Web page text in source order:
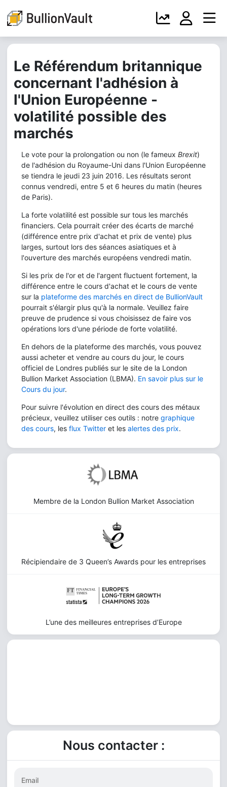
Le Référendum britannique
concernant l'adhésion à
l'Union Européenne -
volatilité possible des
marchés
Le vote pour la prolongation ou non (le fameux Brexit)
de l'adhésion du Royaume-Uni dans l'Union Européenne
se tiendra le jeudi 23 juin 2016. Les résultats seront
connus vendredi, entre 5 et 6 heures du matin (heures
de Paris).
La forte volatilité est possible sur tous les marchés
financiers. Cela pourrait créer des écarts de marché
(différence entre prix d'achat et prix de vente) plus
larges, surtout lors des séances asiatiques et à
l'ouverture des marchés européens vendredi matin.
Si les prix de l'or et de l'argent fluctuent fortement, la
différence entre le cours d'achat et le cours de vente
sur la plateforme des marchés en direct de BullionVault
pourrait s'élargir plus qu'à la normale. Veuillez faire
preuve de prudence si vous choisissez de faire vos
opérations lors d'une période de forte volatilité.
En dehors de la plateforme des marchés, vous pouvez
aussi acheter et vendre au cours du jour, le cours
officiel de Londres publiés sur le site de la London
Bullion Market Association (LBMA). En savoir plus sur le
Cours du jour.
Pour suivre l'évolution en direct des cours des métaux
précieux, veuillez utiliser ces outils : notre graphique
des cours, les flux Twitter et les alertes des prix.
Membre de la London Bullion Market Association
Récipiendaire de 3 Queen’s Awards pour les entreprises
L’une des meilleures entreprises d’Europe
Nous contacter :
Email